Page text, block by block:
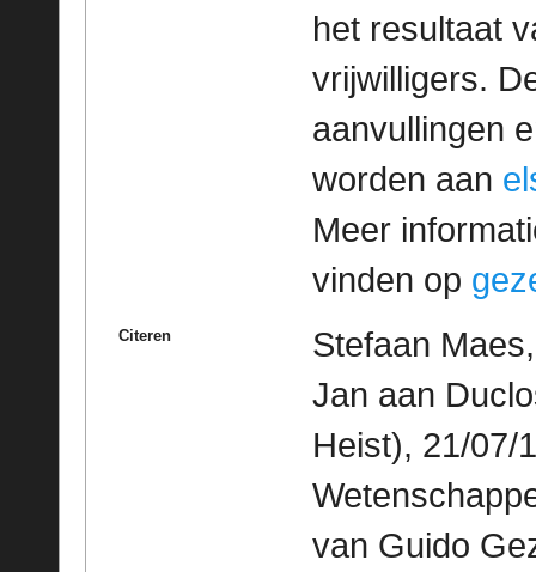
het resultaat
vrijwilligers.
aanvullingen
worden aan
Meer
vinden op
Citeren
Stefaan
Jan aan
Heist), 21/07/
van Guido